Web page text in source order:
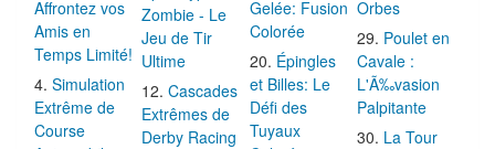
Affrontez vos
Amis en
Temps Limité!
Simulation
Extrême de
Course
Zombie - Le
Jeu de Tir
Ultime
Cascades
Extrêmes de
Derby Racing
Gelée: Fusion
Colorée
Épingles
et Billes: Le
Défi des
Tuyaux
Orbes
Poulet en
Cavale :
L'Ã‰vasion
Palpitante
La Tour